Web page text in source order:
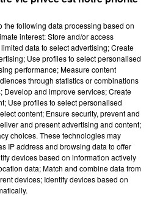
Dis-Moi Où
Groovjet (if This
Taureau Gémeaux
the following data processing based on
interest: Store and/or access
data to select advertising; Create
Use profiles to select personalised
performance; Measure content
through statistics or combinations
Develop and improve services; Create
Use profiles to select personalised
content; Ensure security, prevent and
and present advertising and content;
choices. These technologies may
IP address and browsing data to offer
devices based on information actively
data; Match and combine data from
devices; Identify devices based on